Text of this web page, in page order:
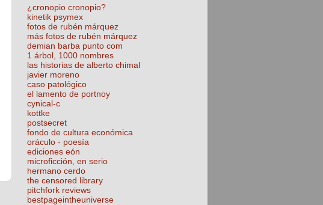
¿cronopio cronopio?
kinetik psymex
fotos de rubén márquez
más fotos de rubén márquez
demian barba punto com
1 árbol, 1000 nombres
las historias de alberto chimal
javier moreno
caso patológico
el lamento de portnoy
cynical-c
kottke
postsecret
fondo de cultura económica
oráculo - poesía
ediciones eón
microficción, en serio
hermano cerdo
the censored library
pitchfork reviews
bestpageintheuniverse